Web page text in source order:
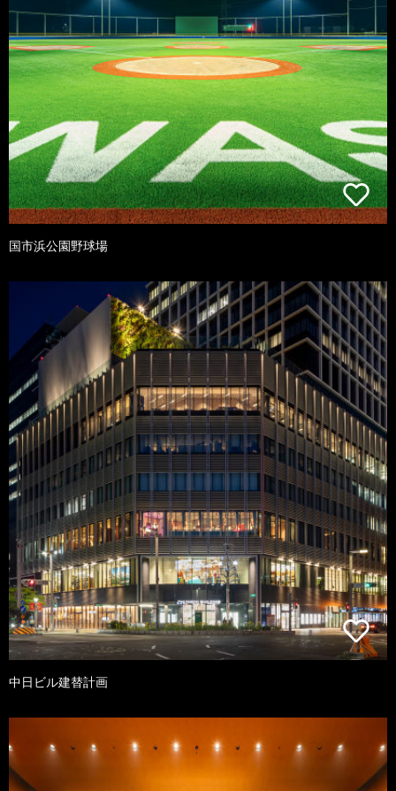
国市浜公園野球場
中日ビル建替計画